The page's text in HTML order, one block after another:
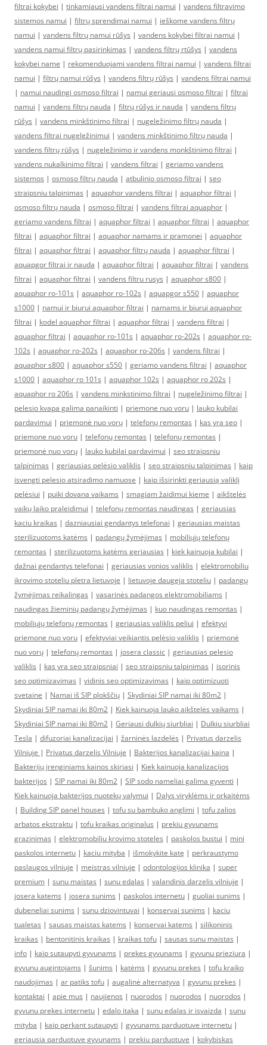
filtrai kokybei | tinkamiausi vandens filtrai namui | vandens filtravimo
sistemos namui | filtrų sprendimai namui | ieškome vandens filtrų
namui | vandens filtrų namui rūšys | vandens kokybei filtrai namui |
vandens namui filtrų pasirinkimas | vandens filtrų rtūšys | vandens
kokybei name | rekomenduojami vandens filtrai namui | vandens filtrai
namui | filtrų namui rūšys | vandens filtrų rūšys | vandens filtrai namui
| namui naudingi osmoso filtrai | namui geriausi osmoso filtrai | filtrai
namui | vandens filtrų nauda | filtrų rūšys ir nauda | vandens filtrų
rūšys | vandens minkštinimo filtrai | nugeležinimo filtrų nauda |
vandens filtrai nugeležinimui | vandens minkštinimo filtrų nauda |
vandens filtrų rūšys | nugeležinimo ir vandens monkštinimo filtrai |
vandens nukalkinimo filtrai | vandens filtrai | geriamo vandens
sistemos | osmoso filtrų nauda | atbulinio osmoso filtrai | seo
straipsniu talpinimas | aquaphor vandens filtrai | aquaphor filtrai |
osmoso filtrų nauda | osmoso filtrai | vandens filtrai aquaphor |
geriamo vandens filtrai | aquaphor filtrai | aquaphor filtrai | aquaphor
filtrai | aquaphor filtrai | aquaphor namams ir pramonei | aquaphor
filtrai | aquaphor filtrai | aquaphor filtrų nauda | aquaphor filtrai |
aquapgor filtrai ir nauda | aquaphor filtrai | aquaphor filtrai | vandens
filtrai | aquaphor filtrai | vandens filtru rusys | aquaphor s800 |
aquaphor ro-101s | aquaphor ro-102s | aquapgor s550 | aquaphor
s1000 | namui ir biurui aquaphor filtrai | namams ir biurui aquaphor
filtrai | kodel aquaphor filtrai | aquaphor filtrai | vandens filtrai |
aquaphor filtrai | aquaphor ro-101s | aquaphor ro-202s | aquaphor ro-
102s | aquaphor ro-202s | aquaphor ro-206s | vandens filtrai |
aquaphor s800 | aquaphor s550 | geriamo vandens filtrai | aquaphor
s1000 | aquaphor ro 101s | aquaphor 102s | aquaphor ro 202s |
aquaphor ro 206s | vandens minkstinimo filtrai | nugeležinimo filtrai |
pelesio kvapa galima panaikinti | priemone nuo voru | lauko kubilai
pardavimui | priemonė nuo vorų | telefonų remontas | kas yra seo |
priemone nuo voru | telefonų remontas | telefonų remontas |
priemonė nuo vorų | lauko kubilai pardavimui | seo straipsniu
talpinimas | geriausias pelėsio valiklis | seo straipsniu talpinimas | kaip
isvengti pelesio atsiradimo namuose | kaip išsirinkti geriausią valiklį
pelėsiui | puiki dovana vaikams | smagiam žaidimui kieme | aikštelės
vaikų laiko praleidimui | telefonų remontas naudingas | geriausias
kaciu kraikas | dazniausiai gendantys telefonai | geriausias maistas
sterilizuotoms katėms | padangų žymėjimas | mobiliųjų telefonų
remontas | sterilizuotoms katėms geriausias | kiek kainuoja kubilai |
dažnai gendantys telefonai | geriausias vonios valiklis | elektromobiliu
ikrovimo stoteliu pletra lietuvoje | lietuvoje daugeja stoteliu | padangų
žymėjimas reikalingas | vasarinės padangos elektromobiliams |
naudingas žieminių padangų žymėjimas | kuo naudingas remontas |
mobiliųjų telefonų remontas | geriausias valiklis peliui | efektyvi
priemone nuo voru | efektyviai veikiantis pelėsio valiklis | priemonė
nuo vorų | telefonų remontas | josera classic | geriausias pelesio
valiklis | kas yra seo straipsniai | seo straipsniu talpinimas | isorinis
seo optimizavimas | vidinis seo optimizavimas | kaip optimizuoti
svetaine | Namai iš SIP plokščių | Skydiniai SIP namai iki 80m2 |
Skydiniai SIP namai iki 80m2 | Kiek kainuoja lauko aikštelės vaikams |
Skydiniai SIP namai iki 80m2 | Geriausi dulkių siurbliai | Dulkiu siurbliai
Tesla | difuzoriai kanalizacijai | žarninės lazdelės | Privatus darzelis
Vilniuje | Privatus darzelis Vilniuje | Bakterijos kanalizacijai kaina |
Bakterijų įrenginiams kainos skiriasi | Kiek kainuoja kanalizacijos
bakterijos | SIP namai iki 80m2 | SIP sodo nameliai galima gyventi |
Kiek kainuoja bakterijos nuotekų valymui | Dalys viryklėms ir orkaitėms
| Building SIP panel houses | tofu su bambuko anglimi | tofu zalios
arbatos ekstraktu | tofu kraikas originalus | prekiu gyvunams
grazinimas | elektromobiliu krovimo stoteles | paskolos bustui | mini
paskolos internetu | kaciu mityba | išmokykite katę | perkraustymo
paslaugos vilniuje | meistras vilniuje | odontologijos klinika | super
premium | sunu maistas | sunu edalas | valandinis darzelis vilniuje |
josera katems | josera sunims | paskolos internetu | guoliai sunims |
dubeneliai sunims | sunu dziovintuvai | konservai sunims | kaciu
tualetas | sausas maistas katems | konservai katems | silikoninis
kraikas | bentonitinis kraikas | kraikas tofu | sausas sunu maistas |
info | kaip sutaupyti gyvunams | prekes gyvunams | gyvunu prieziura |
gyvunu augintojams | šunims | katėms | gyvunu prekes | tofu kraiko
naudojimas | ar patiks tofu | augalinė alternatyva | gyvunu prekes |
kontaktai | apie mus | naujienos | nuorodos | nuorodos | nuorodos |
gyvunu prekes internetu | edalo itaka | sunu edalas ir isvaizda | sunu
mityba | kaip perkant sutaupyti | gyvunams parduotuve internetu |
geriausia parduotuve gyvunams | prekiu parduotuve | kokybiskas